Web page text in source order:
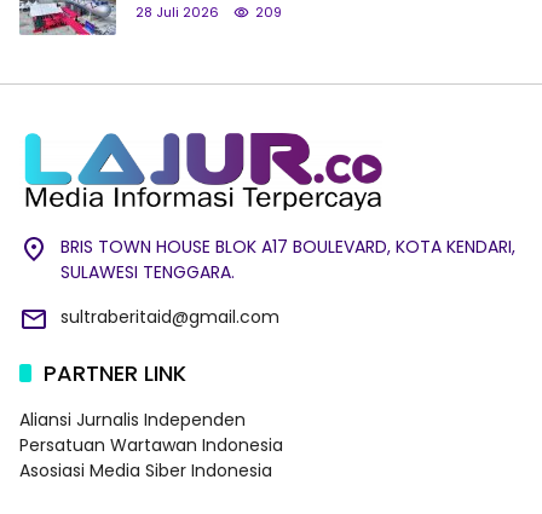
28 Juli 2026 209
BRIS TOWN HOUSE BLOK A17 BOULEVARD, KOTA KENDARI,
SULAWESI TENGGARA.
sultraberitaid@gmail.com
PARTNER LINK
Aliansi Jurnalis Independen
Persatuan Wartawan Indonesia
Asosiasi Media Siber Indonesia